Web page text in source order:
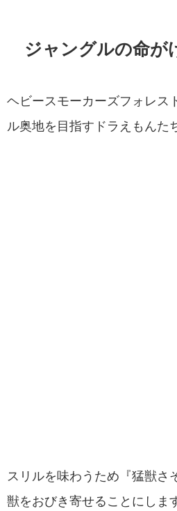
ジャングルの命が
ヘビースモーカーズフォレス
ル奥地を目指すドラえもんた
スリルを味わうため『猛獣さ
獣をおびき寄せることにしま